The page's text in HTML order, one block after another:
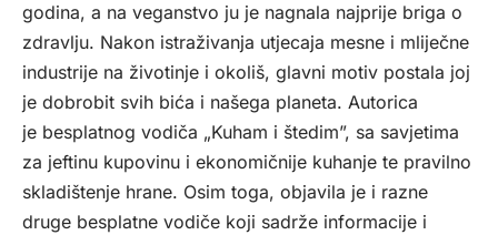
godina, a na veganstvo ju je nagnala najprije briga o
zdravlju. Nakon istraživanja utjecaja mesne i mliječne
industrije na životinje i okoliš, glavni motiv postala joj
je dobrobit svih bića i našega planeta. Autorica
je besplatnog vodiča „Kuham i štedim”, sa savjetima
za jeftinu kupovinu i ekonomičnije kuhanje te pravilno
skladištenje hrane. Osim toga, objavila je i razne
druge besplatne vodiče koji sadrže informacije i